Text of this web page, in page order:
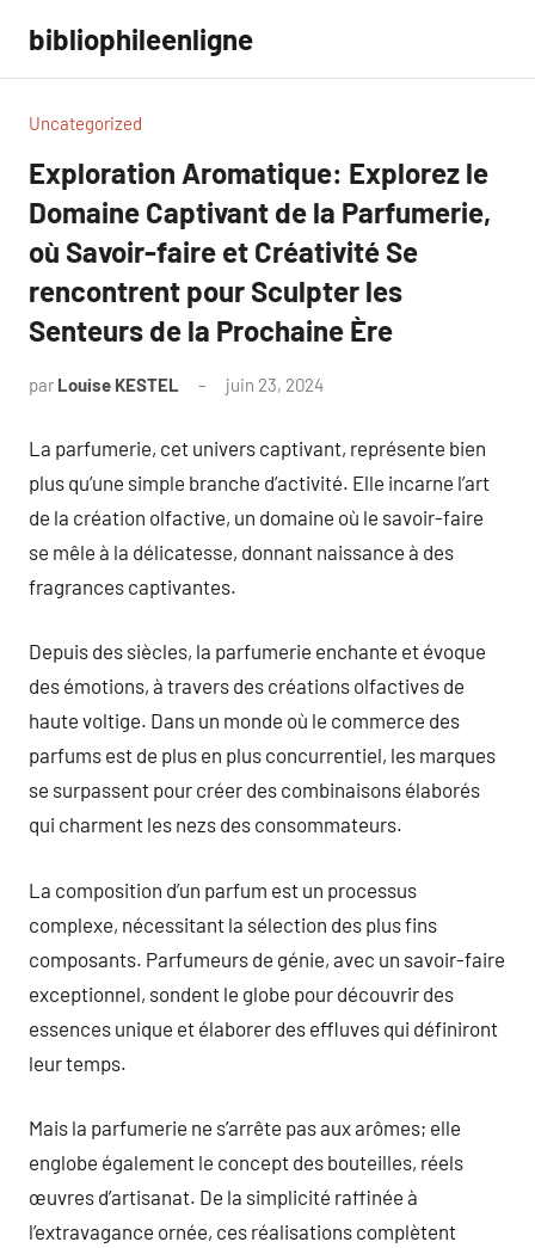
contenu
bibliophileenligne
Uncategorized
Exploration Aromatique: Explorez le
Domaine Captivant de la Parfumerie,
où Savoir-faire et Créativité Se
rencontrent pour Sculpter les
Senteurs de la Prochaine Ère
par Louise KESTEL juin 23, 2024
La parfumerie, cet univers captivant, représente bien
plus qu’une simple branche d’activité. Elle incarne l’art
de la création olfactive, un domaine où le savoir-faire
se mêle à la délicatesse, donnant naissance à des
fragrances captivantes.
Depuis des siècles, la parfumerie enchante et évoque
des émotions, à travers des créations olfactives de
haute voltige. Dans un monde où le commerce des
parfums est de plus en plus concurrentiel, les marques
se surpassent pour créer des combinaisons élaborés
qui charment les nezs des consommateurs.
La composition d’un parfum est un processus
complexe, nécessitant la sélection des plus fins
composants. Parfumeurs de génie, avec un savoir-faire
exceptionnel, sondent le globe pour découvrir des
essences unique et élaborer des effluves qui définiront
leur temps.
Mais la parfumerie ne s’arrête pas aux arômes; elle
englobe également le concept des bouteilles, réels
œuvres d’artisanat. De la simplicité raffinée à
l’extravagance ornée, ces réalisations complètent